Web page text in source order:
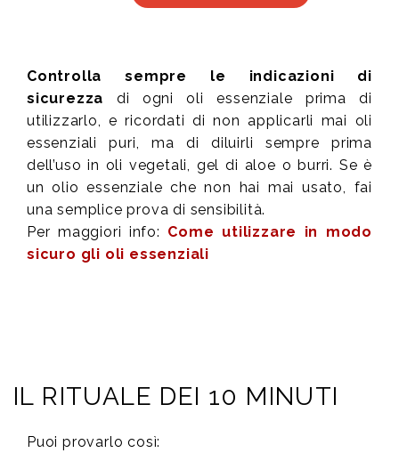
Controlla sempre le indicazioni di
sicurezza di ogni oli essenziale prima di
utilizzarlo, e ricordati di non applicarli mai oli
essenziali puri, ma di diluirli sempre prima
dell’uso in oli vegetali, gel di aloe o burri. Se è
un olio essenziale che non hai mai usato, fai
una semplice prova di sensibilità.
Per maggiori info: Come utilizzare in modo
sicuro gli oli essenziali
IL RITUALE DEI 10 MINUTI
Puoi provarlo così: